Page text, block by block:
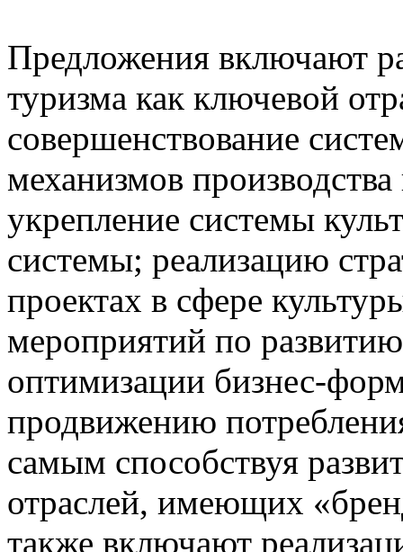
Предложения включают
туризма как ключевой
совершенствование
механизмов
укрепление системы
системы; реализацию
проектах в сфере
мероприятий по
оптимизации бизнес-
продвижению
самым способствуя
отраслей, имеющих
также включают